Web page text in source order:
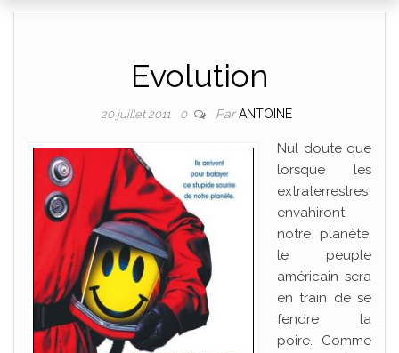
Evolution
20 juillet 2011 0 ParANTOINE
Nul doute que
lorsque les
extraterrestres
envahiront
notre planète,
le peuple
américain sera
en train de se
fendre la
poire. Comme